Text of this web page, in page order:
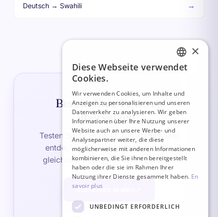
Deutsch → Swahili →
Bereit, Ihre Texte zu
übersetzen?
Testen Sie Grammatikai kostenlos und
entdecken Sie KI-Übersetzung, die
gleichzeitig korrigiert und übersetzt.
Kostenlos testen
FRENCH
GERMAN
ENGLISH
×
Diese Webseite verwendet
Cookies.
Wir verwenden Cookies, um Inhalte und
Anzeigen zu personalisieren und unseren
Datenverkehr zu analysieren. Wir geben
Informationen über Ihre Nutzung unserer
Website auch an unsere Werbe- und
Analysepartner weiter, die diese
möglicherweise mit anderen Informationen
kombinieren, die Sie ihnen bereitgestellt
haben oder die sie im Rahmen Ihrer
Nutzung ihrer Dienste gesammelt haben. En
savoir plus
UNBEDINGT ERFORDERLICH